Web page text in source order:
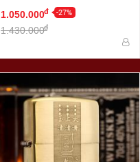
1.050.000đ -27%
1.430.000đ